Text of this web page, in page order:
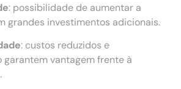
: possibilidade de aumentar a
grandes investimentos adicionais.
: custos reduzidos e
garantem vantagem frente à